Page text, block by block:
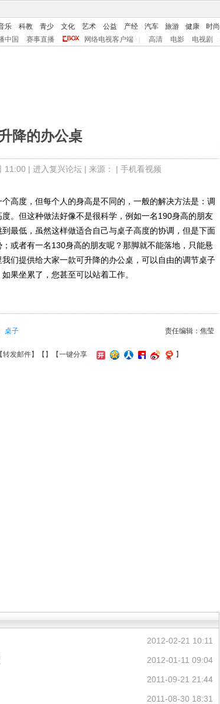
乐 科教 青少 文化 艺术 公益 产经 汽车 旅游 健康 时尚
中国 赛事直播 网络电视客户端 高清 电影 电视剧
降的办公桌
11:00 | 进入复兴论坛| 来源： | 手机看视频
度，但每个人的身高是不同的，一般的解决方法是：调
。但这种做法好像不是很科学，例如一名190身高的朋友
最低，虽然这样做适合自己与桌子高度的协调，但是下面
或者有一名130身高的朋友呢？那脚就不能落地，只能悬
们提供给大家一款可升降的办公桌，可以自由的调节桌子
果坐累了，您甚至可以站着工作。
责任编辑：焦莹
桌子
转发邮件】【 】 【一键分享 】
2012-02-21 10:11
2012-01-11 09:04
2011-09-21 21:44
2011-08-30 18:31